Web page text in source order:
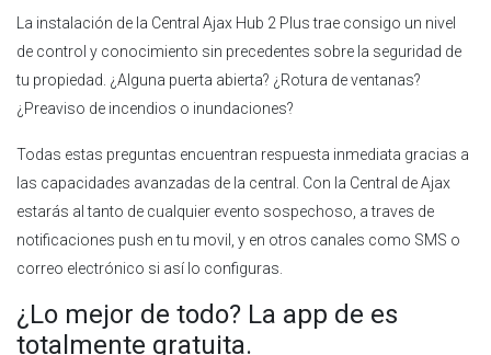
La instalación de la Central Ajax Hub 2 Plus trae consigo un nivel
de control y conocimiento sin precedentes sobre la seguridad de
tu propiedad. ¿Alguna puerta abierta? ¿Rotura de ventanas?
¿Preaviso de incendios o inundaciones?
Todas estas preguntas encuentran respuesta inmediata gracias a
las capacidades avanzadas de la central. Con la Central de Ajax
estarás al tanto de cualquier evento sospechoso, a traves de
notificaciones push en tu movil, y en otros canales como SMS o
correo electrónico si así lo configuras.
¿Lo mejor de todo? La app de es
totalmente gratuita.